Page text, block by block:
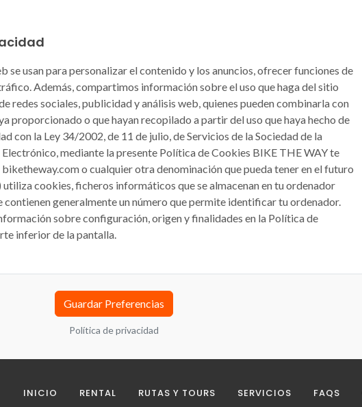
se usan para personalizar el contenido y los anuncios, ofrecer funciones de
Además, compartimos información sobre el uso que haga del sitio
redes sociales, publicidad y análisis web, quienes pueden combinarla con
proporcionado o que hayan recopilado a partir del uso que haya hecho de
con la Ley 34/2002, de 11 de julio, de Servicios de la Sociedad de la
mediante la presente Política de Cookies BIKE THE WAY te
o cualquier otra denominación que pueda tener en el futuro
utiliza cookies, ficheros informáticos que se almacenan en tu ordenador
contienen generalmente un número que permite identificar tu ordenador.
sobre configuración, origen y finalidades en la Política de
inferior de la pantalla.
navegación y grupos de interés con terceros
Guardar Preferencias
Política de privacidad
INICIO RENTAL RUTAS Y TOURS SERVICIOS FAQS